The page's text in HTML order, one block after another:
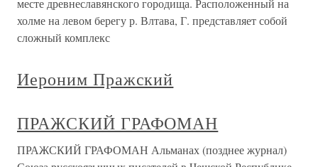
месте древнеславянского городища. Расположенный на
холме на левом берегу р. Влтава, Г. представляет собой
сложный комплекс
Иероним Пражский
ПРАЖСКИЙ ГРАФОМАН
ПРАЖСКИЙ ГРАФОМАН Альманах (позднее журнал)